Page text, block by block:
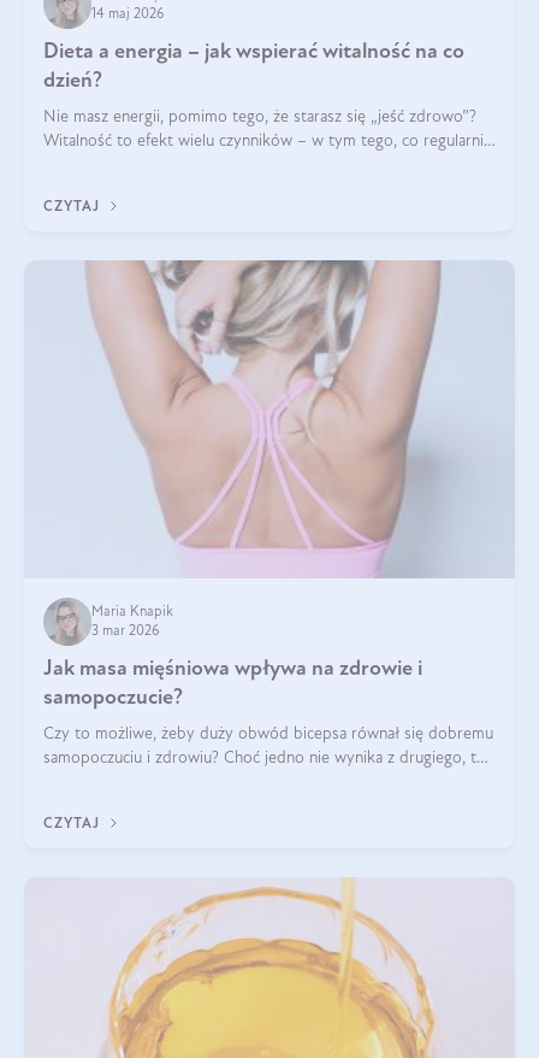
14 maj 2026
Dieta a energia – jak wspierać witalność na co
dzień?
Nie masz energii, pomimo tego, że starasz się „jeść zdrowo”?
Witalność to efekt wielu czynników – w tym tego, co regularnie
CZYTAJ
Maria Knapik
3 mar 2026
Jak masa mięśniowa wpływa na zdrowie i
samopoczucie?
Czy to możliwe, żeby duży obwód bicepsa równał się dobremu
samopoczuciu i zdrowiu? Choć jedno nie wynika z drugiego, to
wyjaśnimy.
CZYTAJ